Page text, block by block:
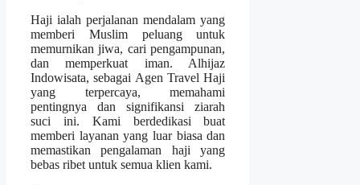
Haji ialah perjalanan mendalam yang
memberi Muslim peluang untuk
memurnikan jiwa, cari pengampunan,
dan memperkuat iman. Alhijaz
Indowisata, sebagai Agen Travel Haji
yang terpercaya, memahami
pentingnya dan signifikansi ziarah
suci ini. Kami berdedikasi buat
memberi layanan yang luar biasa dan
memastikan pengalaman haji yang
bebas ribet untuk semua klien kami.